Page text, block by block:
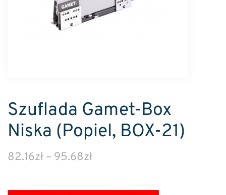
Szuflada Gamet-Box
Niska (Popiel, BOX-21)
82.16zł – 95.68zł